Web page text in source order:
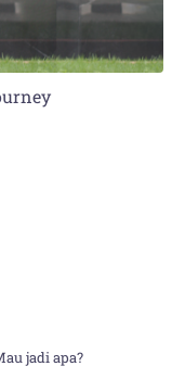
jadi apa?